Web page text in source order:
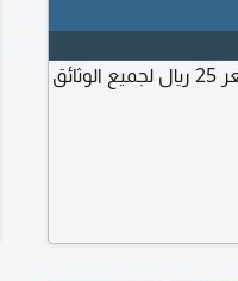
جميع ترجمة الملفات والوثائق ترجمة 250 كلمة سعر 25 ريال لجميع الوثائق